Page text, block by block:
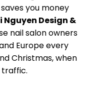
you money
Nguyen Design &
nail salon owners
Europe every
Christmas, when